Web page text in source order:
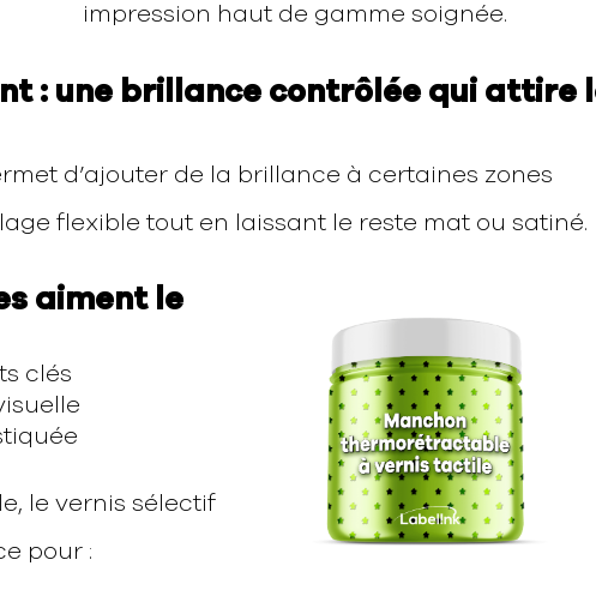
impression haut de gamme soignée.
: une brillance contrôlée qui attire
d’ajouter de la brillance à certaines zones
flexible tout en laissant le reste mat ou satiné.
aiment le
clés
le vernis sélectif
pour :